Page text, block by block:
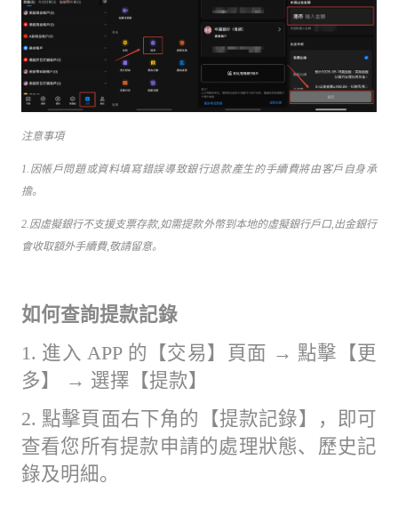
注意事項
1.因帳戶問題或資料填寫錯誤導致銀行退款產生的手續費將由客戶自身承
擔。
2.因虛擬銀行不支援支票存款,如需提款外幣到本地的虛擬銀行戶口,出金銀行
會收取額外手續費,敬請留意。
如何查詢提款記錄
1. 進入 APP 的【交易】頁面 → 點擊【更
多】 → 選擇【提款】
2. 點擊頁面右下角 的【提款記錄】，即可
查看您所有提款申請的處理狀態、歷史記
錄及明細。